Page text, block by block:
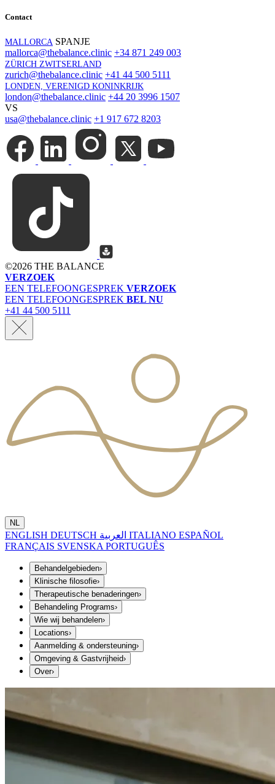
Contact
MALLORCA SPANJE
mallorca@thebalance.clinic +34 871 249 003
ZÜRICH ZWITSERLAND
zurich@thebalance.clinic +41 44 500 5111
LONDEN, VERENIGD KONINKRIJK
london@thebalance.clinic +44 20 3996 1507
VS
usa@thebalance.clinic +1 917 672 8203
©2026 THE BALANCE
VERZOEK
EEN TELEFOONGESPREK VERZOEK
EEN TELEFOONGESPREK BEL NU
+41 44 500 5111
NL
ENGLISH DEUTSCH ITALIANO ESPAÑOL
FRANÇAIS SVENSKA PORTUGUÊS
Behandelgebieden›
Klinische filosofie›
Therapeutische benaderingen›
Behandeling Programs›
Wie wij behandelen›
Locations›
Aanmelding & ondersteuning›
Omgeving & Gastvrijheid›
Over›